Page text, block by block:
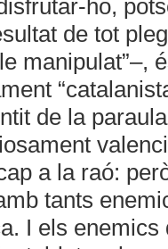
ho,
de tot
manipulat”–,
de la
a la raó:
tants
I els enemics